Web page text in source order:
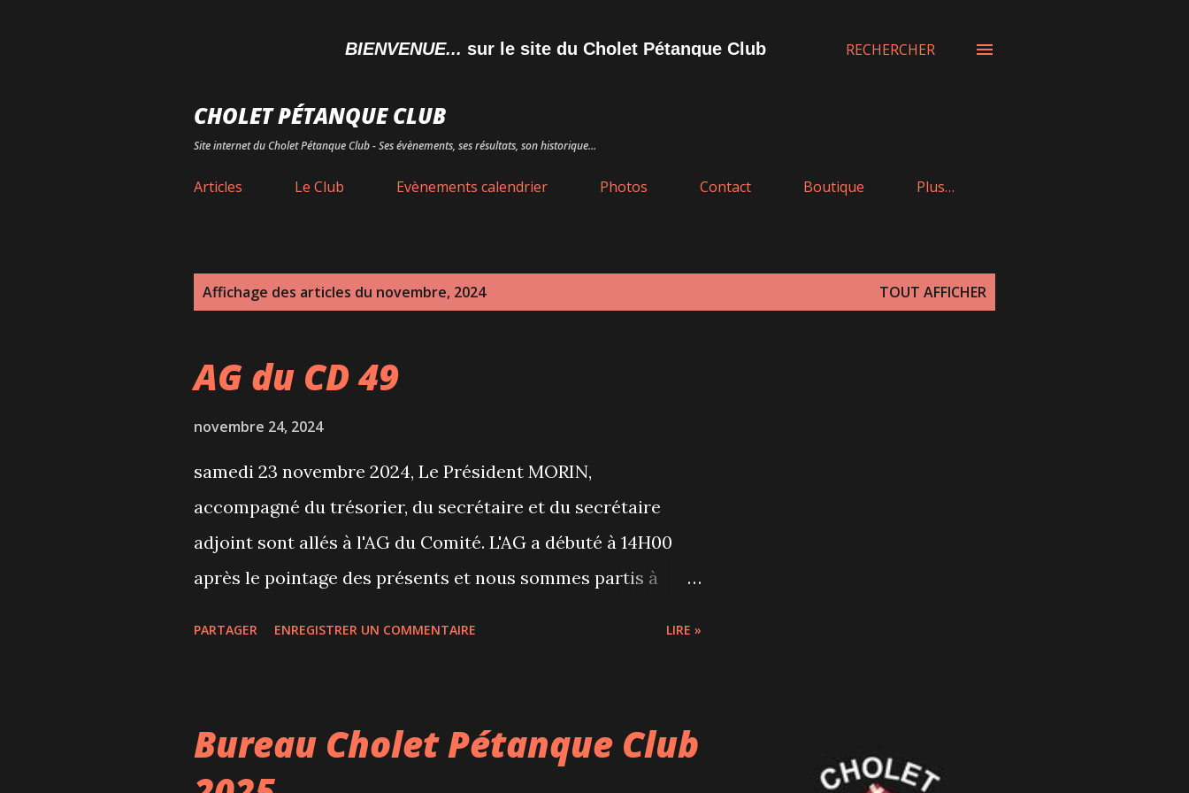
BIENVENUE...sur le site du Cholet Pétanque Club
CHOLET PÉTANQUE CLUB
Site internet du Cholet Pétanque Club - Ses évènements, ses résultats, son historique...
RECHERCHER
Articles Le Club Evènements calendrier Photos Contact Boutique Plus…
Affichage des articles du novembre, 2024 TOUT AFFICHER
AG du CD 49
novembre 24, 2024
samedi 23 novembre 2024, Le Président MORIN,
accompagné du trésorier, du secrétaire et du secrétaire
adjoint sont allés à l'AG du Comité. L'AG a débuté à 14H00
après le pointage des présents et nous sommes partis à
CHAPILLON, de la remise de toutes les coupes aux
PARTAGER ENREGISTRER UN COMMENTAIRE LIRE »
Bureau Cholet Pétanque Club